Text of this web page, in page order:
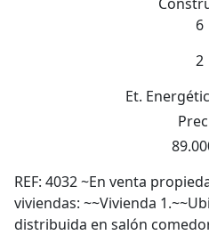
6
2
Et.
REF: 4032 ~En venta
viviendas: ~~Vivienda
distribuida en salón